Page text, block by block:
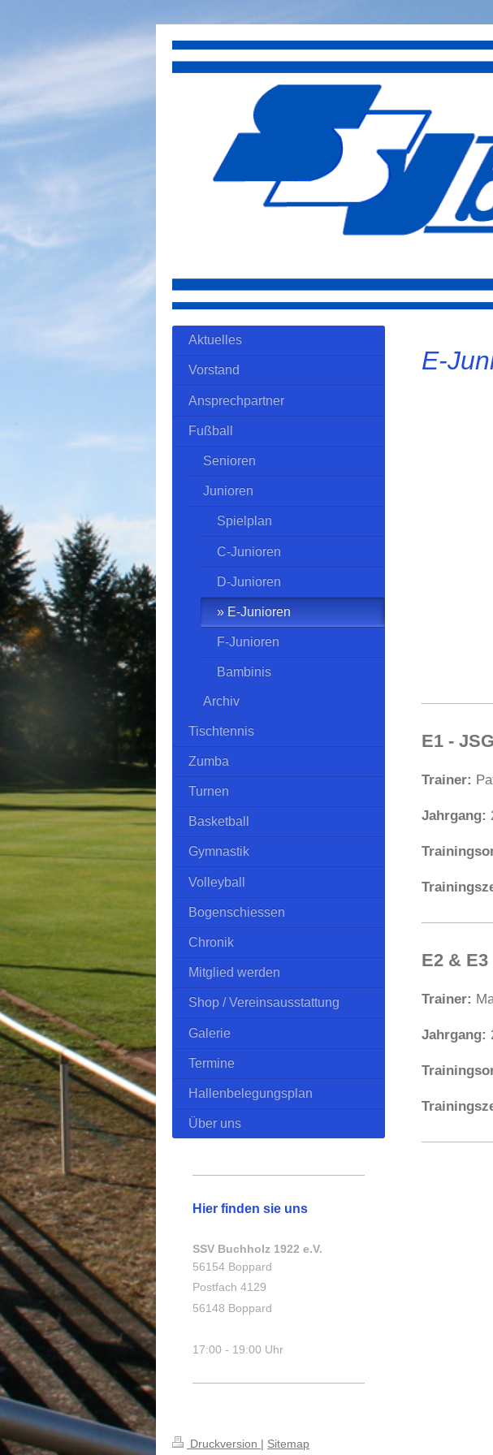
E-
E1 -
Trainer:
Jahrgang:
E2 &
Trainer:
Jahrgang:
Aktuelles
Vorstand
Ansprechpartner
Fußball
Senioren
Junioren
Spielplan
C-Junioren
D-Junioren
E-Junioren
F-Junioren
Bambinis
Archiv
Tischtennis
Zumba
Turnen
Basketball
Gymnastik
Volleyball
Bogenschiessen
Chronik
Mitglied werden
Shop / Vereinsausstattung
Galerie
Termine
Hallenbelegungsplan
Über uns
Hier finden sie uns
SSV Buchholz 1922 e.V.
56154 Boppard
Postfach 4129
56148 Boppard
17:00 - 19:00 Uhr
Druckversion | Sitemap